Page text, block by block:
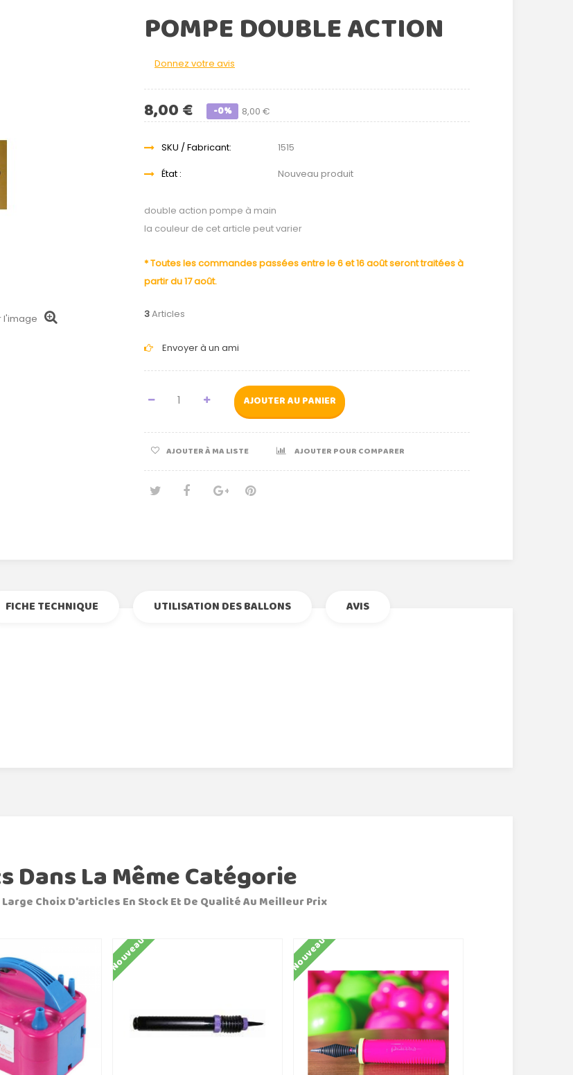
l'image
POMPE DOUBLE ACTION
Donnez votre avis
8,00 €
8,00 € -0%
SKU / Fabricant:
1515
État :
Nouveau produit
double action pompe à main
la couleur de cet article peut varier
* Toutes les commandes passées entre le 6 et 16 août seront traitées à
partir du 17 août.
3Articles
Envoyer à un ami
AJOUTER AU PANIER
AJOUTER À MA LISTE AJOUTER POUR COMPARER
FICHE TECHNIQUE UTILISATION DES BALLONS AVIS
Dans La Même Catégorie
Choix D'articles En Stock Et De Qualité Au Meilleur Prix
Nouveau Nouveau